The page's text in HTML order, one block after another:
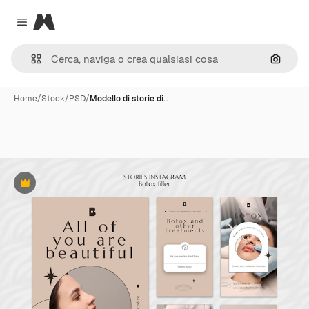
Close menu
Magnific
Cerca
Home/Stock/PSD/Modello di storie di…
Premium